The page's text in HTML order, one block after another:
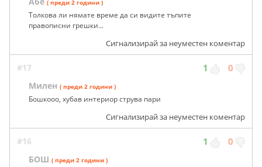
( преди 2 години )
Толкова ли нямате време да си видите тъпите
правописни грешки...
Сигнализирай за неуместен коментар
#17 1 0
Милен ( преди 2 години )
Бошкооо, хубав интериор струва пари
Сигнализирай за неуместен коментар
#16 1 0
БОШ ( преди 2 години )